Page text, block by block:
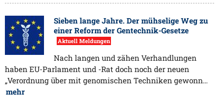
Sieben lange Jahre. Der mühselige Weg zu
einer Reform der Gentechnik-Gesetze
Aktuell Meldungen
Nach langen und zähen Verhandlungen
haben EU-Parlament und -Rat doch noch der neuen
„Verordnung über mit genomischen Techniken gewonn…
mehr